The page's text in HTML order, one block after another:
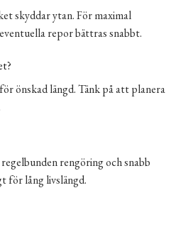
skyddar ytan. För maximal
repor bättras snabbt.
önskad längd. Tänk på att planera
rengöring och snabb
för lång livslängd.